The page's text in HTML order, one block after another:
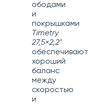
ободами
и
покрышками
Timetry
27,5×2,2"
обеспечивают
хороший
баланс
между
скоростью
и